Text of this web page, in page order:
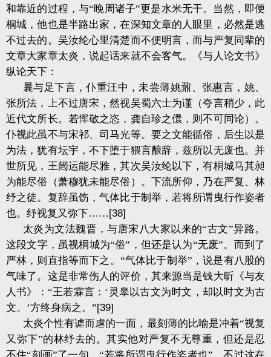
和靠近的过程，与“晚周诸子”更是水米无干。当然，即便
桐城，他也是半路出家，在深知文章的人眼里，必然是逃
不过去的。吴汝纶心里清楚而不便明言，而与严复同辈的
文章大家章太炎，说起话来就不会客气。《与人论文书》
纵论天下：
曩与足下言，仆重汪中，未尝薄姚鼐、张惠言，姚、
张所法，上不过唐宋，然视吴蜀六士为谨（夸言稍少，此
近代文所长。若恽敬之恣，龚自珍之儇，则不可同论）。
仆视此虽不与宋祁、司马光等。要之文能循俗，后生以是
为法，犹有坛宇，不下堕于猥言酿辞，兹所以无废也。并
世所见，王闿运能尽雅，其次吴汝纶以下，有桐城马其昶
为能尽俗（萧穆犹未能尽俗）。下流所仰，乃在严复、林
纾之徒。复辞虽饬，气体比于制举，若将所谓曳行作姿者
也。纾视复又弥下……[38]
太炎为文法魏晋，与唐宋八大家以来的“古文”异路。
这段文字，虽视桐城为“俗”，但还是认为“无废”。而到了
严林，则直指等而下之。“气体比于制举”，说是有八股的
气味了。这是非常伤人的评价，其来源当是钱大昕《与友
人书》：“王若霖言：‘灵皋以古文为时文，却以时文为古
文。’方终身病之。”[39]
太炎个性有谑而虐的一面，最刻薄的比喻是冲着“视复
又弥下”的林纾去的。其实他对严复不无尊重，但还是忍